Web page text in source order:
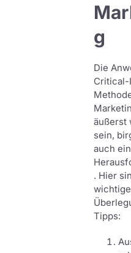
g
Die
äußerst
sein,
auch
. Hier
wichtige
Tipps: